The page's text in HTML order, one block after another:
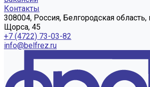
Контакты
308004, Россия, Белгородская область,
Щорса, 45
+7 (4722) 73-03-82
info@belfrez.ru